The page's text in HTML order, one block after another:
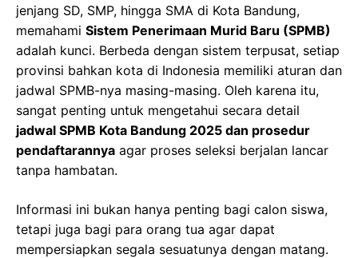
jenjang SD, SMP, hingga SMA di Kota Bandung,
memahami Sistem Penerimaan Murid Baru (SPMB)
adalah kunci. Berbeda dengan sistem terpusat, setiap
provinsi bahkan kota di Indonesia memiliki aturan dan
jadwal SPMB-nya masing-masing. Oleh karena itu,
sangat penting untuk mengetahui secara detail
jadwal SPMB Kota Bandung 2025 dan prosedur
pendaftarannya agar proses seleksi berjalan lancar
tanpa hambatan.
Informasi ini bukan hanya penting bagi calon siswa,
tetapi juga bagi para orang tua agar dapat
mempersiapkan segala sesuatunya dengan matang.